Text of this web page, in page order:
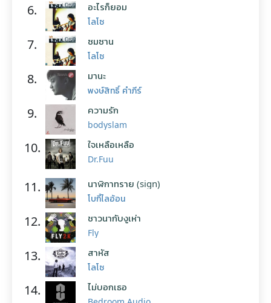
6. อะไรก็ยอม
โลโซ
7. ซมซาน
โลโซ
8. มานะ
พงษ์สิทธิ์ คำภีร์
9. ความรัก
bodyslam
10. ใจเหลือเหลือ
Dr.Fuu
11. นาฬิกาทราย (sign)
โบกี้ไลอ้อน
12. ชาวนากับงูเห่า
Fly
13. สาหัส
โลโซ
14. ไม่บอกเธอ